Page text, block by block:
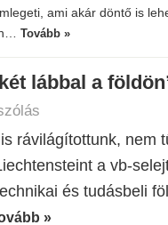
ami akár döntő is
Tovább »
lábbal a
rávilágítottunk, nem
a vb-
és tudásbeli
»